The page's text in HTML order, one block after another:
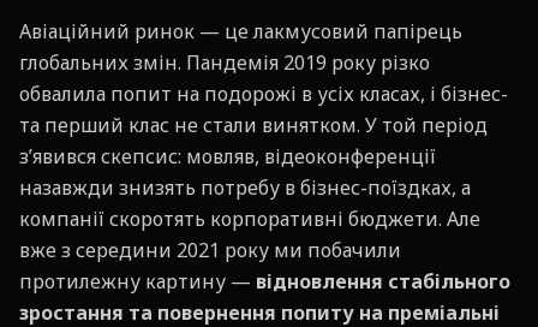
Авіаційний ринок — це лакмусовий папірець
глобальних змін. Пандемія 2019 року різко
обвалила попит на подорожі в усіх класах, і бізнес-
та перший клас не стали винятком. У той період
з’явився скепсис: мовляв, відеоконференції
назавжди знизять потребу в бізнес-поїздках, а
компанії скоротять корпоративні бюджети. Але
вже з середини 2021 року ми побачили
протилежну картину — відновлення стабільного
зростання та повернення попиту на преміальні